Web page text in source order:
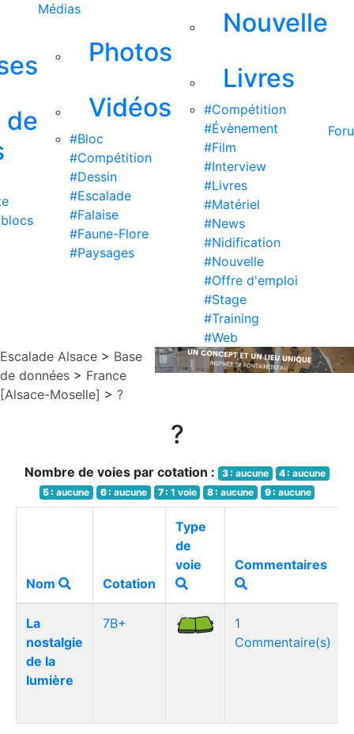
de
Médias
Photos
Vidéos
#Bloc
#Compétition
#Dessin
#Escalade
#Falaise
#Faune-Flore
#Paysages
Nouvelle
Livres
#Compétition
#Évènement
#Film
#Interview
#Livres
#Matériel
#News
#Nidification
#Nouvelle
#Offre d'emploi
#Stage
#Training
#Web
Escalade Alsace > Base
de données > France
[Alsace-Moselle] > ?
?
Nombre de voies par cotation : 3 : aucune 4 : aucune
5 : aucune 6 : aucune 7 : 1 voie 8 : aucune 9 : aucune
Nom Cotation
Type
de
voie
Commentaires
La
nostalgie
de la
lumière
7B+
1
Commentaire(s)